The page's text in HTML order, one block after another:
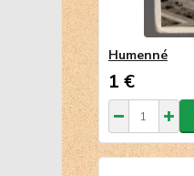
Humenné
1 €